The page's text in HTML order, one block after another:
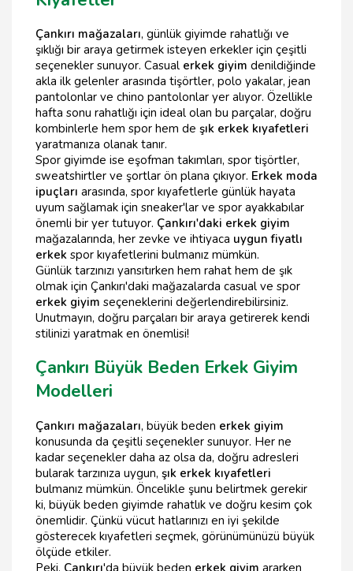
Çankırı mağazaları, günlük giyimde rahatlığı ve
şıklığı bir araya getirmek isteyen erkekler için çeşitli
seçenekler sunuyor. Casual erkek giyim denildiğinde
akla ilk gelenler arasında tişörtler, polo yakalar, jean
pantolonlar ve chino pantolonlar yer alıyor. Özellikle
hafta sonu rahatlığı için ideal olan bu parçalar, doğru
kombinlerle hem spor hem de şık erkek kıyafetleri
yaratmanıza olanak tanır.
Spor giyimde ise eşofman takımları, spor tişörtler,
sweatshirtler ve şortlar ön plana çıkıyor. Erkek moda
ipuçları arasında, spor kıyafetlerle günlük hayata
uyum sağlamak için sneaker'lar ve spor ayakkabılar
önemli bir yer tutuyor. Çankırı'daki erkek giyim
mağazalarında, her zevke ve ihtiyaca uygun fiyatlı
erkek spor kıyafetlerini bulmanız mümkün.
Günlük tarzınızı yansıtırken hem rahat hem de şık
olmak için Çankırı'daki mağazalarda casual ve spor
erkek giyim seçeneklerini değerlendirebilirsiniz.
Unutmayın, doğru parçaları bir araya getirerek kendi
stilinizi yaratmak en önemlisi!
Çankırı Büyük Beden Erkek Giyim
Modelleri
Çankırı mağazaları, büyük beden erkek giyim
konusunda da çeşitli seçenekler sunuyor. Her ne
kadar seçenekler daha az olsa da, doğru adresleri
bularak tarzınıza uygun, şık erkek kıyafetleri
bulmanız mümkün. Öncelikle şunu belirtmek gerekir
ki, büyük beden giyimde rahatlık ve doğru kesim çok
önemlidir. Çünkü vücut hatlarınızı en iyi şekilde
gösterecek kıyafetleri seçmek, görünümünüzü büyük
ölçüde etkiler.
Peki, Çankırı'da büyük beden erkek giyim ararken